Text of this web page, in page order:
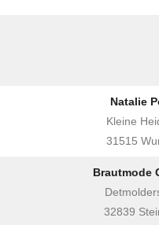
Natalie
Kleine
31515
Brautmode
32839